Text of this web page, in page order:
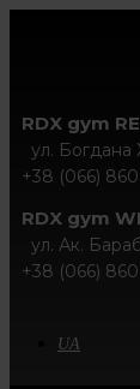
RDX gym
ул. Богдана
+38 (066) 860
RDX gym
ул. Ак.
+38 (066) 860
UA